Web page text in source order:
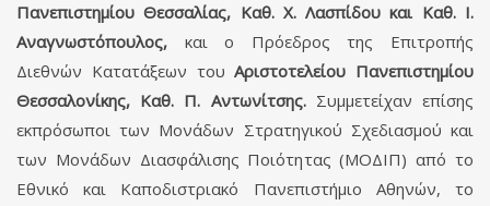
Πανεπιστημίου Θεσσαλίας, Καθ. Χ. Λασπίδου και Καθ. Ι.
Αναγνωστόπουλος, και ο Πρόεδρος της Επιτροπής
Διεθνών Κατατάξεων τουΑριστοτελείου Πανεπιστημίου
Θεσσαλονίκης, Καθ. Π. Αντωνίτσης. Συμμετείχαν επίσης
εκπρόσωποι των Μονάδων Στρατηγικού Σχεδιασμού και
των Μονάδων Διασφάλισης Ποιότητας (ΜΟΔΙΠ) από το
Εθνικό και Καποδιστριακό Πανεπιστήμιο Αθηνών, το